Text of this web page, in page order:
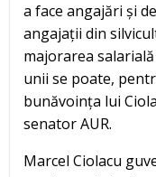
a face angajări și
angajații din
majorarea
unii se poate,
bunăvoința lui
senator AUR.
Marcel Ciolacu